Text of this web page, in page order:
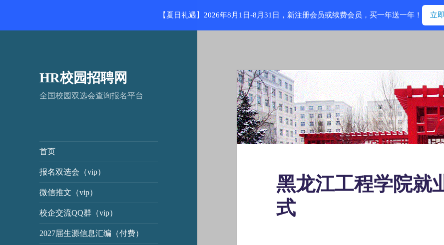
HR校园招聘网
全国校园双选会查询报名平台
首页
报名双选会（vip）
微信推文（vip）
校企交流QQ群（vip）
2027届生源信息汇编（付费）
黑龙江工程学院就
式
【夏日礼遇】2026年8月1日-8月31日，新注册会员或续费会员，买一年送一年！ 立